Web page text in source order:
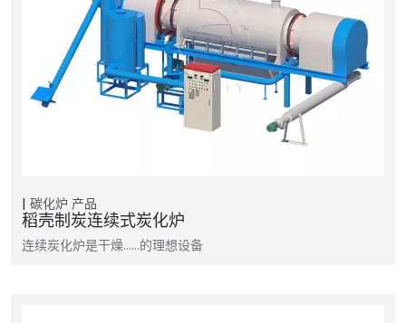
碳化炉 产品
稻壳制炭连续式炭化炉
连续炭化炉是干燥……的理想设备